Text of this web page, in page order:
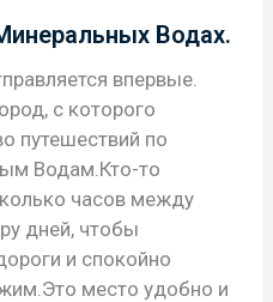
Водах.
впервые.
с которого
путешествий по
Водам.Кто-то
часов между
дней, чтобы
и спокойно
место удобно и